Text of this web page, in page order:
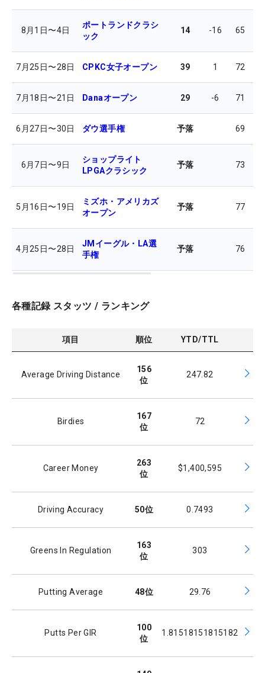
8月1日〜4日
ポートランドクラシ
ック
14 -16 65
7月25日〜28日 CPKC女子オープン 39 1 72
7月18日〜21日 Danaオープン 29 -6 71
6月27日〜30日 ダウ選手権 予落 69
6月7日〜9日
ショップライト
LPGAクラシック
予落 73
5月16日〜19日
ミズホ・アメリカズ
オープン
予落 77
4月25日〜28日
JMイーグル・LA選
手権
予落 76
各種記録 スタッツ / ランキング
項目 順位 YTD/TTL
Average Driving Distance
156
位
247.82
Birdies
167
位
72
Career Money
263
位
$1,400,595
Driving Accuracy 50位 0.7493
Greens In Regulation
163
位
303
Putting Average 48位 29.76
Putts Per GIR
100
位
1.81518151815182